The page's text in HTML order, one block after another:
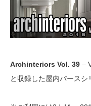
Archinteriors Vol. 39 –
と収録した屋内パースシ